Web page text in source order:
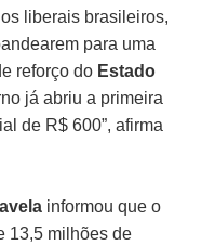
liberais brasileiros,
para uma
reforço do Estado
já abriu a primeira
de R$ 600”, afirma
informou que o
13,5 milhões de